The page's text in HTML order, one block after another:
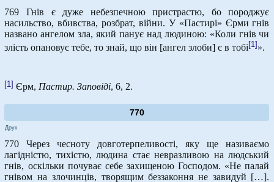
769 Гнів є дуже небезпечною пристрастю, бо породжує
насильство, вбивства, розбрат, війни. У «Пастирі» Єрми гнів
названо ангелом зла, який панує над людиною: «Коли гнів чи
злість опановує тебе, то знай, що він [ангел злоби] є в тобі [1] ».
[1] Єрм,Пастир. Заповіді, 6, 2.
770
Друк
770 Через чесноту довготерпеливості, яку ще називаємо
лагідністю, тихістю, людина стає невразливою на людський
гнів, оскільки почуває себе захищеною Господом. «Не палай
гнівом на злочинців, творящим беззаконня не завидуй […].